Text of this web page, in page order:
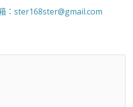
：ster168ster@gmail.com